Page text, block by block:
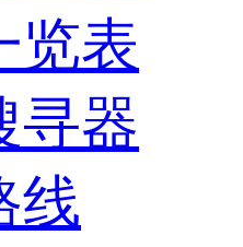
览表
寻器
线